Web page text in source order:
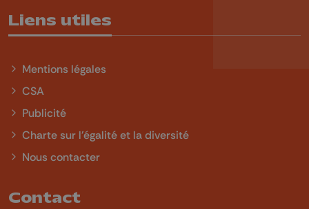
Liens utiles
Mentions légales
CSA
Publicité
Charte sur l'égalité et la diversité
Nous contacter
Contact